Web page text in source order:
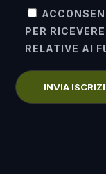
PER
RELATIVE AI